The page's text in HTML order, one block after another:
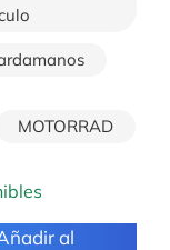
MOTORRAD
al